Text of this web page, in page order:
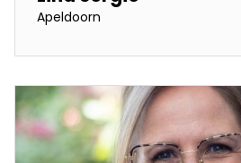
Apeldoorn